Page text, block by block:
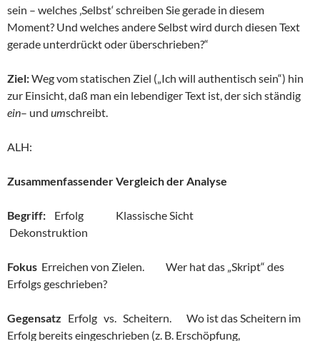
sein – welches ‚Selbst‘ schreiben Sie gerade in diesem
Moment? Und welches andere Selbst wird durch diesen Text
gerade unterdrückt oder überschrieben?“
Ziel:Weg vom statischen Ziel („Ich will authentisch sein“) hin
zur Einsicht, daß man ein lebendiger Text ist, der sich ständig
ein– und umschreibt.
ALH:
Zusammenfassender Vergleich der Analyse
Begriff: Erfolg Klassische Sicht
Dekonstruktion
Fokus Erreichen von Zielen. Wer hat das „Skript“ des
Erfolgs geschrieben?
Gegensatz Erfolg vs. Scheitern. Wo ist das Scheitern im
Erfolg bereits eingeschrieben (z. B. Erschöpfung,